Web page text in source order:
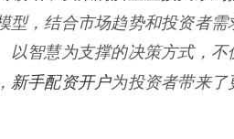
型，结合市场趋势和投资者需
以智慧为支撑的决策方式，不
新手配资开户为投资者带来了